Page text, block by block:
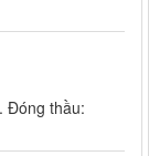
Đóng thầu: